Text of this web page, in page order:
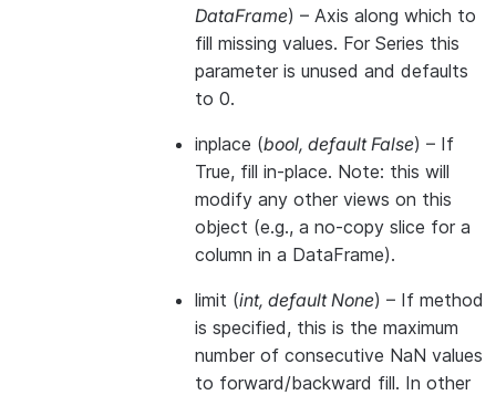
DataFrame) – Axis along which to
fill missing values. For Series this
parameter is unused and defaults
to 0.
inplace (bool, default False) – If
True, fill in-place. Note: this will
modify any other views on this
object (e.g., a no-copy slice for a
column in a DataFrame).
limit (int, default None) – If method
is specified, this is the maximum
number of consecutive NaN values
to forward/backward fill. In other